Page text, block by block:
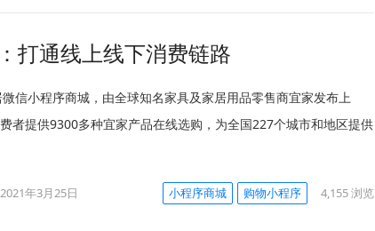
打通线上线下消费链路
信小程序商城，由全球知名家具及家居用品零售商宜家发布上
者提供9300多种宜家产品在线选购，为全国227个城市和地区提供
2021年3月25日 小程序商城 购物小程序 4,155浏览